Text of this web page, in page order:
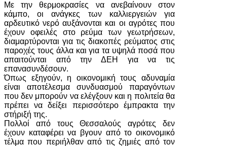
Με την θερμοκρασίες να ανεβαίνουν στον
κάμπο, οι ανάγκες των καλλιεργειών για
αρδευτικό νερό αυξάνονται και οι αγρότες που
έχουν οφειλές στο ρεύμα των γεωτρήσεων,
διαμαρτύρονται για τις διακοπές ρεύματος στις
παροχές τους άλλα και για τα υψηλά ποσά που
απαιτούνται από την ΔΕΗ για να τις
επανασυνδέσουν.
Όπως εξηγούν, η οικονομική τους αδυναμία
είναι αποτέλεσμα συνδυασμού παραγόντων
που δεν μπορούν να ελέγξουν και η πολιτεία θα
πρέπει να δείξει περισσότερο έμπρακτα την
στήριξή της.
Πολλοί από τους Θεσσαλούς αγρότες δεν
έχουν καταφέρει να βγουν από το οικονομικό
τέλμα που περιήλθαν από τις ζημιές από τον